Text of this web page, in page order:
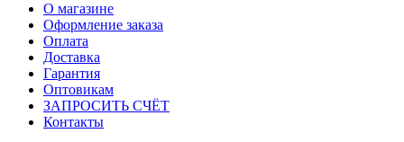
О магазине
Оформление заказа
Оплата
Доставка
Гарантия
Оптовикам
ЗАПРОСИТЬ СЧЁТ
Контакты